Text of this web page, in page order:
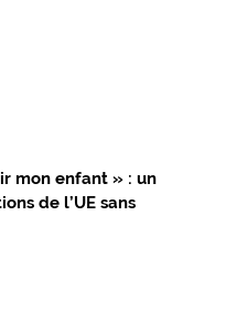
mon enfant » : un
de l’UE sans